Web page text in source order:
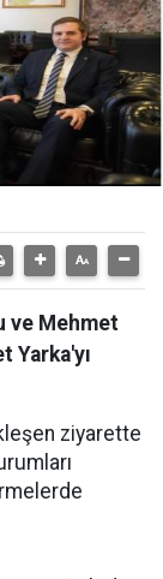
ve Mehmet
Yarka'yı
ziyarette